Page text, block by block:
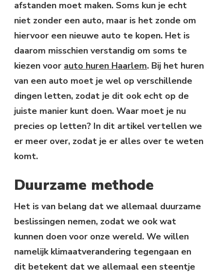
afstanden moet maken. Soms kun je echt
niet zonder een auto, maar is het zonde om
hiervoor een nieuwe auto te kopen. Het is
daarom misschien verstandig om soms te
kiezen voor auto huren Haarlem. Bij het huren
van een auto moet je wel op verschillende
dingen letten, zodat je dit ook echt op de
juiste manier kunt doen. Waar moet je nu
precies op letten? In dit artikel vertellen we
er meer over, zodat je er alles over te weten
komt.
Duurzame methode
Het is van belang dat we allemaal duurzame
beslissingen nemen, zodat we ook wat
kunnen doen voor onze wereld. We willen
namelijk klimaatverandering tegengaan en
dit betekent dat we allemaal een steentje